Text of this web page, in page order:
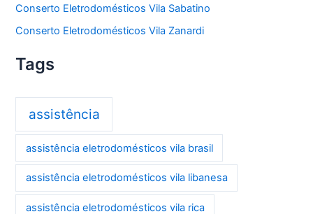
Conserto Eletrodomésticos Vila Sabatino
Conserto Eletrodomésticos Vila Zanardi
Tags
assistência
assistência eletrodomésticos vila brasil
assistência eletrodomésticos vila libanesa
assistência eletrodomésticos vila rica